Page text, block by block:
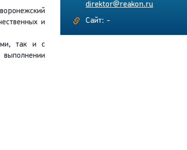
и
так и с
direktor@reakon.ru
Сайт: -